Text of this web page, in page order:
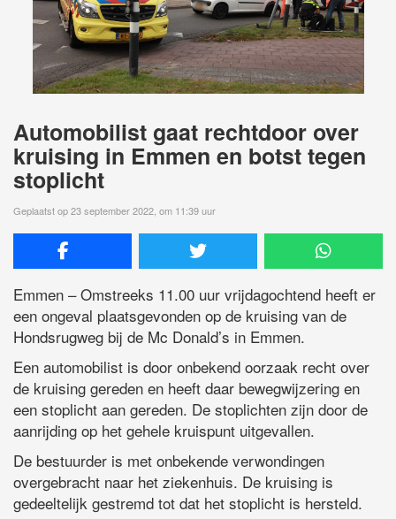
Automobilist gaat rechtdoor over
kruising in Emmen en botst tegen
stoplicht
Geplaatst op 23 september 2022, om 11:39 uur
Emmen – Omstreeks 11.00 uur vrijdagochtend heeft er
een ongeval plaatsgevonden op de kruising van de
Hondsrugweg bij de Mc Donald’s in Emmen.
Een automobilist is door onbekend oorzaak recht over
de kruising gereden en heeft daar bewegwijzering en
een stoplicht aan gereden. De stoplichten zijn door de
aanrijding op het gehele kruispunt uitgevallen.
De bestuurder is met onbekende verwondingen
overgebracht naar het ziekenhuis. De kruising is
gedeeltelijk gestremd tot dat het stoplicht is hersteld.